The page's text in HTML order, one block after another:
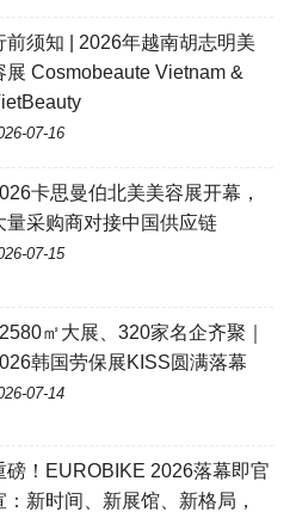
前须知 | 2026年越南胡志明美
展 Cosmobeaute Vietnam &
07-16
卡思曼伯北美美容展开幕，
量采购商对接中国供应链
07-15
㎡大展、320家名企齐聚｜
韩国劳保展KISS圆满落幕
07-14
磅！EUROBIKE 2026落幕即官
：新时间、新展馆、新格局，